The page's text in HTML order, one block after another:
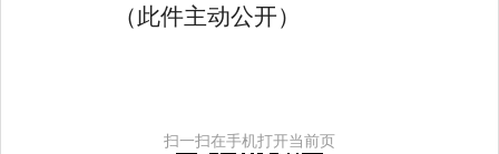
（此件主动公开）
扫一扫在手机打开当前页